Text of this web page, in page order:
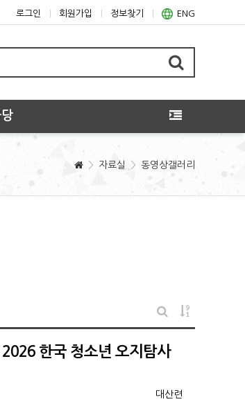
로그인 회원가입 정보찾기 ENG
자료실 동영상갤러리
게시판 검색
게시물 정렬
한국 청소년 오지탐사
등록자
대산련